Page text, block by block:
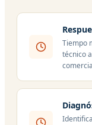
Tiempo
técnico